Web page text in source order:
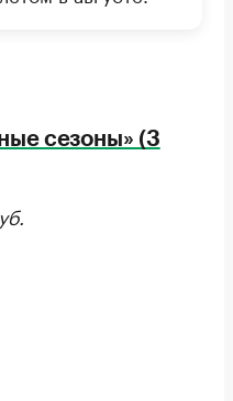
сезоны» (3